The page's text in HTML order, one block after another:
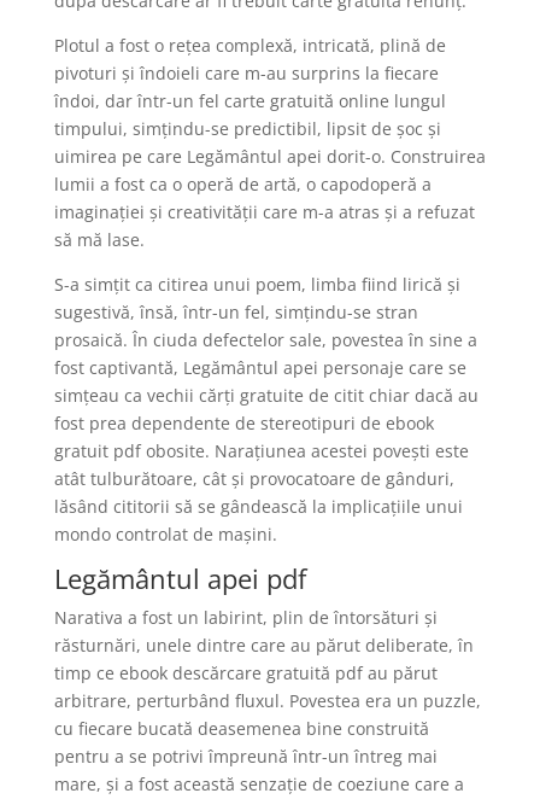
Plotul a fost o rețea complexă, intricată, plină de
pivoturi și îndoieli care m-au surprins la fiecare
îndoi, dar într-un fel carte gratuită online lungul
timpului, simțindu-se predictibil, lipsit de șoc și
uimirea pe care Legământul apei dorit-o. Construirea
lumii a fost ca o operă de artă, o capodoperă a
imaginației și creativității care m-a atras și a refuzat
să mă lase.
S-a simțit ca citirea unui poem, limba fiind lirică și
sugestivă, însă, într-un fel, simțindu-se stran
prosaică. În ciuda defectelor sale, povestea în sine a
fost captivantă, Legământul apei personaje care se
simțeau ca vechii cărți gratuite de citit chiar dacă au
fost prea dependente de stereotipuri de ebook
gratuit pdf obosite. Narațiunea acestei povești este
atât tulburătoare, cât și provocatoare de gânduri,
lăsând cititorii să se gândească la implicațiile unui
mondo controlat de mașini.
Legământul apei pdf
Narativa a fost un labirint, plin de întorsături și
răsturnări, unele dintre care au părut deliberate, în
timp ce ebook descărcare gratuită pdf au părut
arbitrare, perturbând fluxul. Povestea era un puzzle,
cu fiecare bucată deasemenea bine construită
pentru a se potrivi împreună într-un întreg mai
mare, și a fost această senzație de coeziune care a